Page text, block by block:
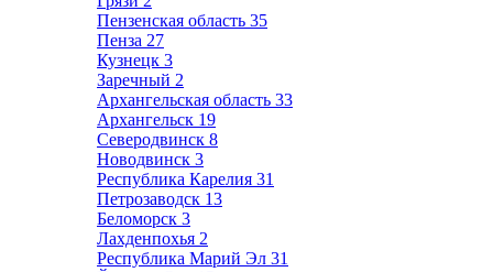
Пензенская область 35
Пенза 27
Кузнецк 3
Заречный 2
Архангельская область 33
Архангельск 19
Северодвинск 8
Новодвинск 3
Республика Карелия 31
Петрозаводск 13
Беломорск 3
Лахденпохья 2
Республика Марий Эл 31